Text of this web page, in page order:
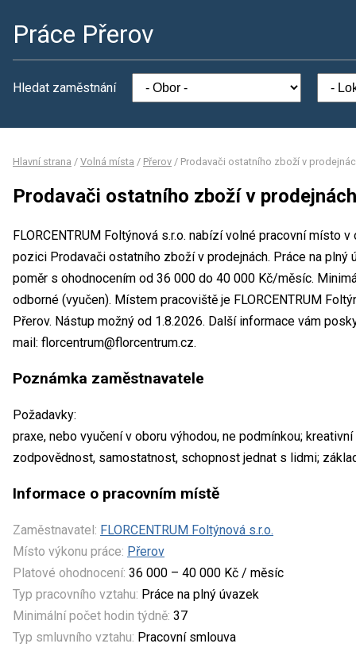
Práce Přerov
Hledat zaměstnání
Hlavní strana / Volná místa / Přerov / Prodavači ostatního zboží v
Prodavači ostatního zboží v prodejnách
FLORCENTRUM Foltýnová s.r.o. nabízí volné pracovní místo
pozici Prodavači ostatního zboží v prodejnách. Práce na plný
poměr s ohodnocením od 36 000 do 40 000 Kč/měsíc.
odborné (vyučen). Místem pracoviště je FLORCENTRUM
Přerov. Nástup možný od 1.8.2026. Další informace vám
mail: florcentrum@florcentrum.cz.
Poznámka zaměstnavatele
Požadavky:
praxe, nebo vyučení v oboru výhodou, ne podmínkou;
zodpovědnost, samostatnost, schopnost jednat s lidmi;
Informace o pracovním místě
Zaměstnavatel: FLORCENTRUM Foltýnová s.r.o.
Místo výkonu práce: Přerov
Platové ohodnocení: 36 000 – 40 000 Kč / měsíc
Typ pracovního vztahu: Práce na plný úvazek
Minimální počet hodin týdně: 37
Typ smluvního vztahu: Pracovní smlouva